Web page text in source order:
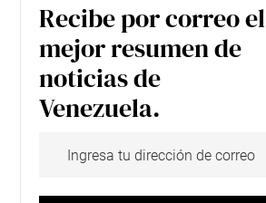
Recibe por correo el
mejor resumen de
noticias de
Venezuela.